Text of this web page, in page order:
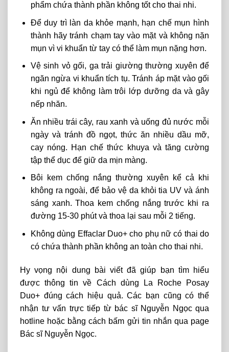
phẩm chứa thành phần không tốt cho thai nhi.
Để duy trì làn da khỏe mạnh, hạn chế mụn hình
thành hãy tránh chạm tay vào mặt và không nặn
mụn vì vi khuẩn từ tay có thể làm mụn nặng hơn.
Vệ sinh vỏ gối, ga trải giường thường xuyên để
ngăn ngừa vi khuẩn tích tụ. Tránh áp mặt vào gối
khi ngủ để không làm trôi lớp dưỡng da và gây
nếp nhăn.
Ăn nhiều trái cây, rau xanh và uống đủ nước mỗi
ngày và tránh đồ ngọt, thức ăn nhiều dầu mỡ,
cay nóng. Hạn chế thức khuya và tăng cường
tập thể dục để giữ da mịn màng.
Bôi kem chống nắng thường xuyên kể cả khi
không ra ngoài, để bảo vệ da khỏi tia UV và ánh
sáng xanh. Thoa kem chống nắng trước khi ra
đường 15-30 phút và thoa lại sau mỗi 2 tiếng.
Không dùng Effaclar Duo+ cho phụ nữ có thai do
có chứa thành phần không an toàn cho thai nhi.
Hy vọng nội dung bài viết đã giúp bạn tìm hiểu
được thông tin về Cách dùng La Roche Posay
Duo+ đúng cách hiệu quả. Các bạn cũng có thể
nhận tư vấn trực tiếp từ bác sĩ Nguyễn Ngọc qua
hotline hoặc bằng cách bấm gửi tin nhắn qua page
Bác sĩ Nguyễn Ngọc.